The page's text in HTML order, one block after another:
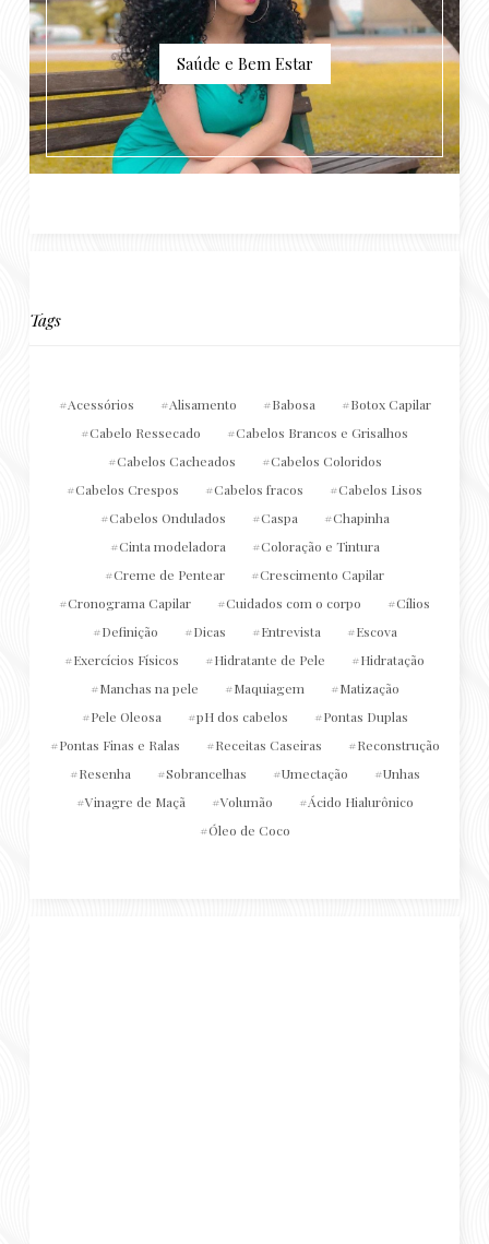
Saúde e Bem Estar
Tags
Acessórios Alisamento Babosa
Botox Capilar
Cabelo Ressecado
Cabelos Brancos e Grisalhos
Cabelos Cacheados
Cabelos Coloridos
Cabelos Crespos
Cabelos fracos
Cabelos Lisos
Cabelos Ondulados
Caspa
Chapinha
Cinta modeladora
Coloração e Tintura
Creme de Pentear
Crescimento Capilar
Cronograma Capilar
Cuidados com o corpo
Cílios
Definição
Dicas Entrevista
Escova
Exercícios Físicos
Hidratante de Pele
Hidratação
Manchas na pele
Maquiagem
Matização
Pele Oleosa
pH dos cabelos
Pontas Duplas
Pontas Finas e Ralas
Receitas Caseiras
Reconstrução
Resenha
Sobrancelhas Umectação
Unhas
Vinagre de Maçã
Volumão
Ácido Hialurônico
Óleo de Coco